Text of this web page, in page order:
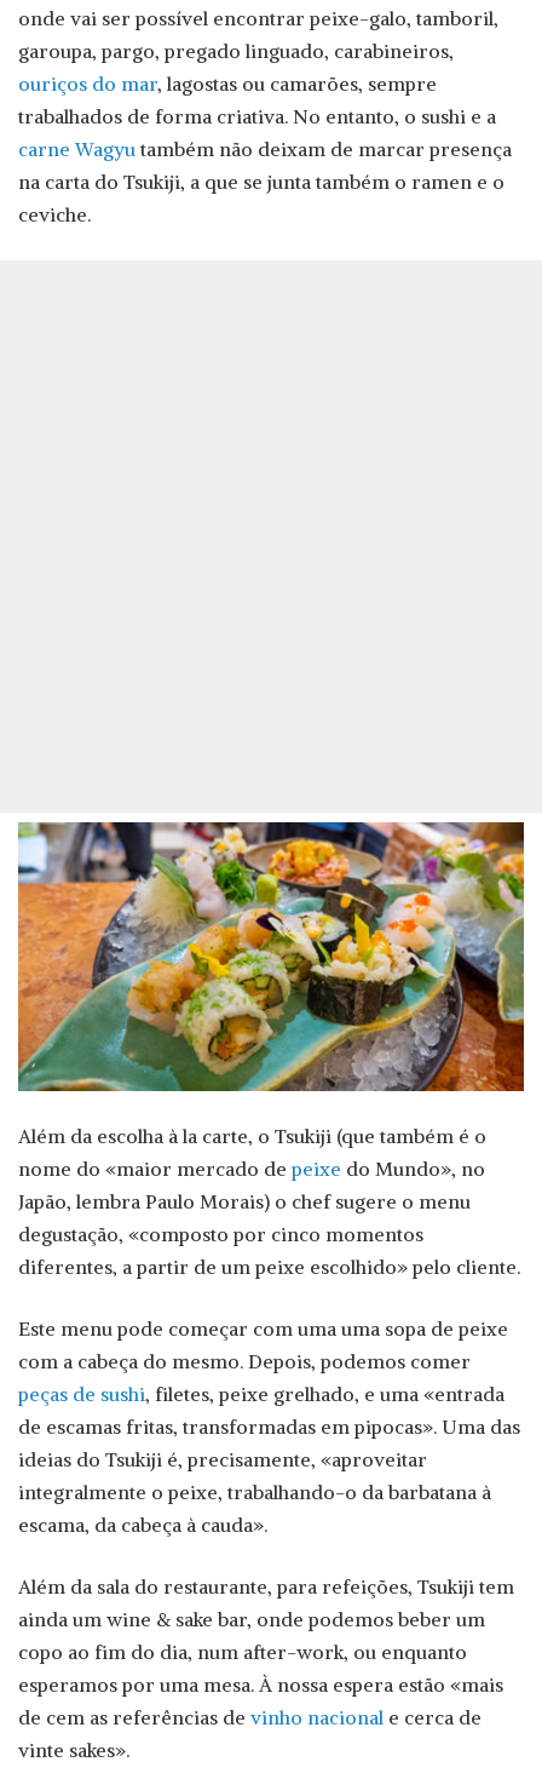
onde vai ser possível encontrar peixe-galo, tamboril,
garoupa, pargo, pregado linguado, carabineiros,
ouriços do mar, lagostas ou camarões, sempre
trabalhados de forma criativa. No entanto, o sushi e a
carne Wagyutambém não deixam de marcar presença
na carta do Tsukiji, a que se junta também o ramen e o
ceviche.
Além da escolha à la carte, o Tsukiji (que também é o
nome do «maior mercado depeixe do Mundo», no
Japão, lembra Paulo Morais) o chef sugere o menu
degustação, «composto por cinco momentos
diferentes, a partir de um peixe escolhido» pelo cliente.
Este menu pode começar com uma uma sopa de peixe
com a cabeça do mesmo. Depois, podemos comer
peças de sushi, filetes, peixe grelhado, e uma «entrada
de escamas fritas, transformadas em pipocas». Uma das
ideias do Tsukiji é, precisamente, «aproveitar
integralmente o peixe, trabalhando-o da barbatana à
escama, da cabeça à cauda».
Além da sala do restaurante, para refeições, Tsukiji tem
ainda um wine & sake bar, onde podemos beber um
copo ao fim do dia, num after-work, ou enquanto
esperamos por uma mesa. À nossa espera estão «mais
de cem as referências de vinho nacional e cerca de
vinte sakes».